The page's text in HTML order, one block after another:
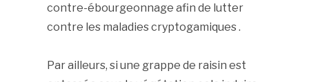
contre-ébourgeonnage afin de lutter
contre les maladies cryptogamiques .
Par ailleurs, si une grappe de raisin est